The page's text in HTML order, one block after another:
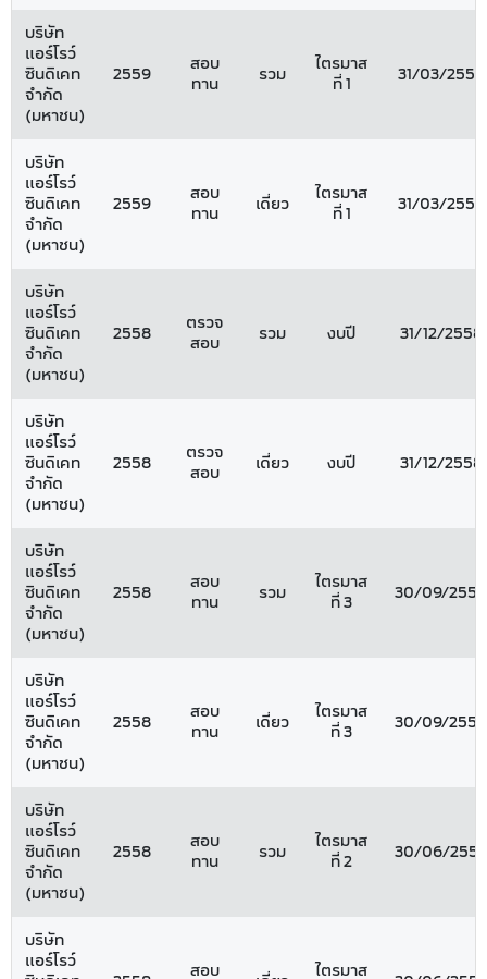
บริษัท
แอร์โรว์
ซินดิเคท
จำกัด
(มหาชน)
2559
สอบ
ทาน
รวม
ไตรมาส
ที่ 1
31/03/2559
บริษัท
แอร์โรว์
ซินดิเคท
จำกัด
(มหาชน)
2559
สอบ
ทาน
เดี่ยว
ไตรมาส
ที่ 1
31/03/2559
บริษัท
แอร์โรว์
ซินดิเคท
จำกัด
(มหาชน)
2558
ตรวจ
สอบ
รวม งบปี 31/12/2558
บริษัท
แอร์โรว์
ซินดิเคท
จำกัด
(มหาชน)
2558
ตรวจ
สอบ
เดี่ยว งบปี 31/12/2558
บริษัท
แอร์โรว์
ซินดิเคท
จำกัด
(มหาชน)
2558
สอบ
ทาน
รวม
ไตรมาส
ที่ 3
30/09/2558
บริษัท
แอร์โรว์
ซินดิเคท
จำกัด
(มหาชน)
2558
สอบ
ทาน
เดี่ยว
ไตรมาส
ที่ 3
30/09/2558
บริษัท
แอร์โรว์
ซินดิเคท
จำกัด
(มหาชน)
2558
สอบ
ทาน
รวม
ไตรมาส
ที่ 2
30/06/2558
บริษัท
แอร์โรว์
สอบ ไตรมาส